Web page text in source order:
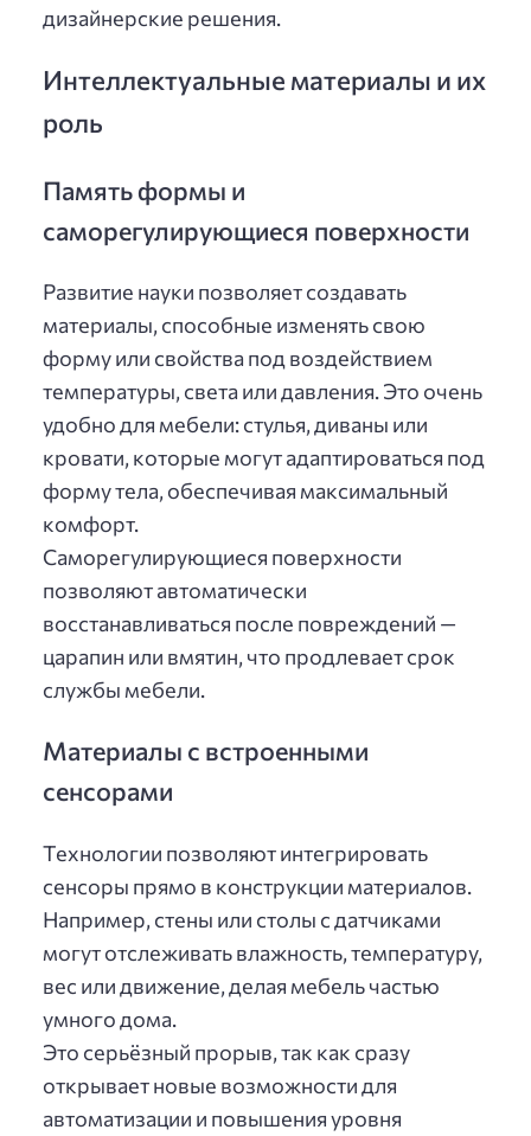
дизайнерские решения.
Интеллектуальные материалы и их
роль
Память формы и
саморегулирующиеся поверхности
Развитие науки позволяет создавать
материалы, способные изменять свою
форму или свойства под воздействием
температуры, света или давления. Это очень
удобно для мебели: стулья, диваны или
кровати, которые могут адаптироваться под
форму тела, обеспечивая максимальный
комфорт.
Саморегулирующиеся поверхности
позволяют автоматически
восстанавливаться после повреждений —
царапин или вмятин, что продлевает срок
службы мебели.
Материалы с встроенными
сенсорами
Технологии позволяют интегрировать
сенсоры прямо в конструкции материалов.
Например, стены или столы с датчиками
могут отслеживать влажность, температуру,
вес или движение, делая мебель частью
умного дома.
Это серьёзный прорыв, так как сразу
открывает новые возможности для
автоматизации и повышения уровня